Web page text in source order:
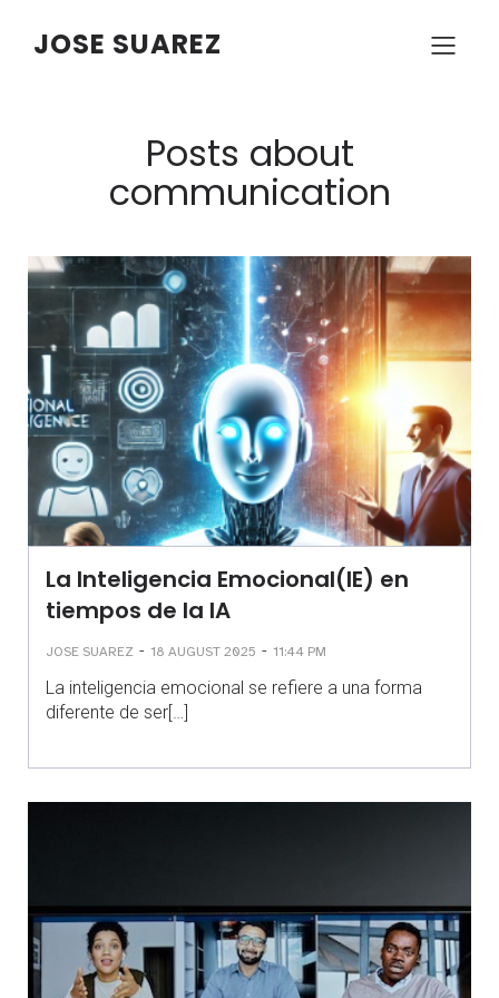
JOSE SUAREZ
Posts about
communication
La Inteligencia Emocional(IE) en
tiempos de la IA
JOSE SUAREZ - 18 AUGUST 2025 - 11:44 PM
La inteligencia emocional se refiere a una forma
diferente de ser[…]